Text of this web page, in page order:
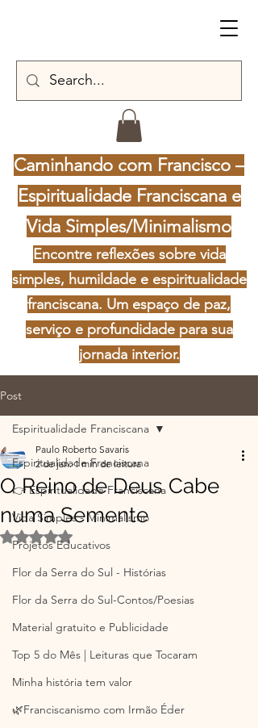
Caminhando com Francisco –
Espiritualidade Franciscana e
Vida Simples/Minimalismo
Encontre reflexões sobre vida
simples, humildade e espiritualidade
franciscana. Um espaço de paz,
serviço e profundidade para sua
jornada interior.
Post
Espiritualidade Franciscana
👉 Espiritualidade Franciscana
Vida Simples - Minimalismo
Projetos Educativos
Flor da Serra do Sul - Histórias
Flor da Serra do Sul-Contos/Poesias
Material gratuito e Publicidade
Top 5 do Mês | Leituras que Tocaram
Minha história tem valor
🌿Franciscanismo com Irmão Éder
Espiritualidade Franciscana
O Reino de Deus Cabe
numa Semente
Paulo Roberto Savaris
2 de jan. 1 min de leitura
Avaliado com NaN de 5 estrelas.